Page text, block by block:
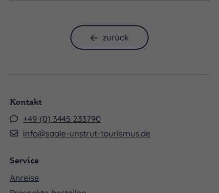
zurück
Kontakt
+49 (0) 3445 233790
info@saale-unstrut-tourismus.de
Service
Anreise